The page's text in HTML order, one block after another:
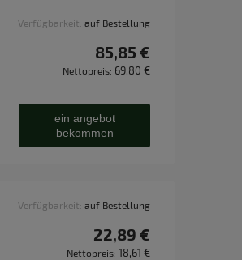
Verfügbarkeit: auf Bestellung
85,85 €
Nettopreis: 69,80 €
ein angebot
bekommen
Verfügbarkeit: auf Bestellung
22,89 €
Nettopreis: 18,61 €